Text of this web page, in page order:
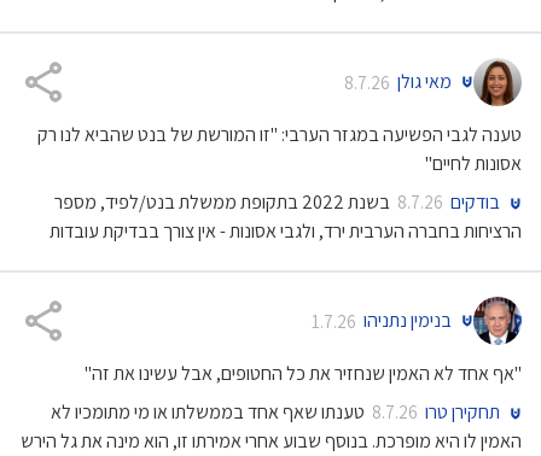
מאי גולן 8.7.26
טענה לגבי הפשיעה במגזר הערבי: "זו המורשת של בנט שהביא לנו רק
אסונות לחיים"
בודקים 8.7.26
בשנת 2022 בתקופת ממשלת בנט/לפיד, מספר
הרציחות בחברה הערבית ירד, ולגבי אסונות - אין צורך בבדיקת עובדות
בנימין נתניהו 1.7.26
"אף אחד לא האמין שנחזיר את כל החטופים, אבל עשינו את זה"
תחקירן טרו 8.7.26 טענתו שאף אחד בממשלתו או מי מתומכיו לא
האמין לו היא מופרכת. בנוסף שבוע אחרי אמירתו זו, הוא מינה את גל הירש